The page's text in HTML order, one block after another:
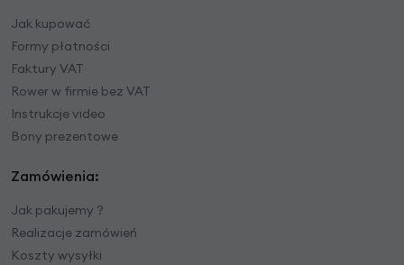
Jak kupować
Formy płatności
Faktury VAT
Rower w firmie bez VAT
Instrukcje video
Bony prezentowe
Zamówienia:
Jak pakujemy ?
Realizacje zamówień
Koszty wysyłki